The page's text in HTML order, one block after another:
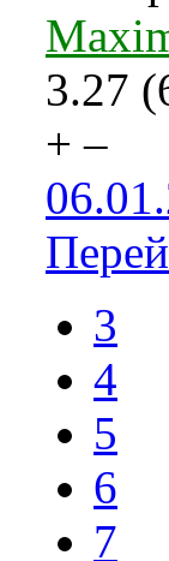
3.27 (
+ –
3
4
5
6
7